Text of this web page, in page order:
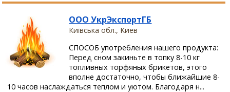
ООО УкрЭкспортГБ
Київська обл., Киев
СПОСОБ употребления нашего продукта:
Перед сном закиньте в топку 8-10 кг
топливных торфяных брикетов, этого
вполне достаточно, чтобы ближайшие 8-
10 часов наслаждаться теплом и уютом. Благодаря н...